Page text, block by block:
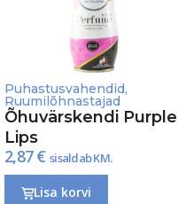
Puhastusvahendid,
Ruumilõhnastajad
Õhuvärskendi Purple
Lips
2,87€ sisaldab KM.
Lisa korvi